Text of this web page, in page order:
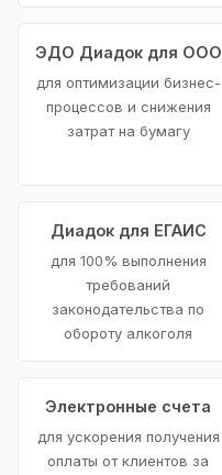
ЭДО Диадок для ООО
для оптимизации бизнес-
процессов и снижения
затрат на бумагу
Диадок для ЕГАИС
для 100% выполнения
требований
законодательства по
обороту алкоголя
Электронные счета
для ускорения получения
оплаты от клиентов за